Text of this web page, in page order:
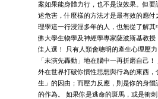
案如果能身體力行，也不是沒效果。但要
述危害，什麼樣的方法才是最有效的應付
理學這一行浸淫多年的人，也無從了解
佛大學生物學及神經學專家薩波斯基教
佳人選！ 只有人類會聰明的產生心理壓
「未演先轟動」地在腦中一再折磨自己
外在世界打破你慣性思想與行為的東西
生」的因由；而壓力反應，則是你的身
的作為。 如果你是逃命的斑馬，或是衝